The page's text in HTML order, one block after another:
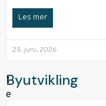
Les mer
25. juni, 2026
Byutvikling